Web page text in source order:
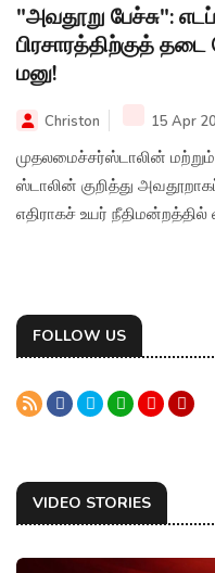
"அவதூறு பேச்சு":
பிரசாரத்திற்குத்
மனு!
Christon 15 Apr
முதலமைச்சர்ஸ்டாலின்
ஸ்டாலின் குறித்து
எதிராகச் உயர்
FOLLOW US
VIDEO STORIES